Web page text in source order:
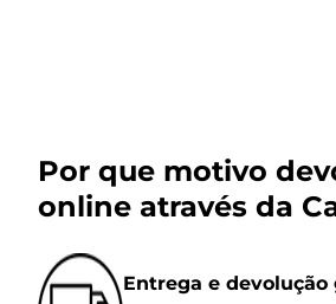
Por que motivo
online através da
Entrega e devolução